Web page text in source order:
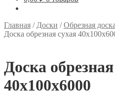
Главная / Доски /Обрезная доска
Доска обрезная сухая
Доска
40х100х6000